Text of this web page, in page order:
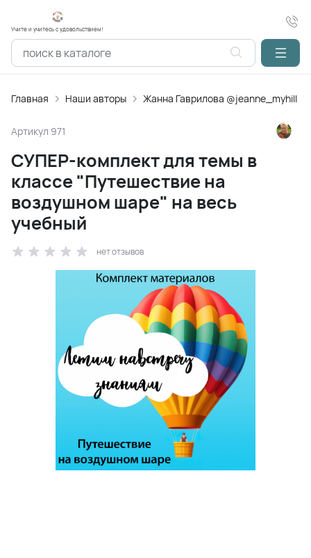
Учите и учитесь с удовольствием!
Главная Наши авторы Жанна Гаврилова @jeanne_myhill
Артикул 971
СУПЕР-комплект для темы в
классе "Путешествие на
воздушном шаре" на весь
учебный
нет отзывов